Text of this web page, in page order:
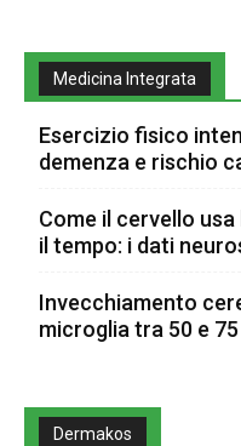
Medicina Integrata
Esercizio fisico
demenza e rischio
Come il cervello
il tempo: i dati
Invecchiamento
microglia tra 50 e
Dermakos